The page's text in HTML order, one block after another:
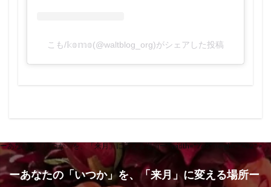
こも/𝕜𝕠𝕞𝕠(@waltblog_org)がシェアした投稿
ーあなたの「いつか」を、「来月」に変える場所ー" width="768" height="432" >
ーあなたの「いつか」を、「来月」に変える場所ー